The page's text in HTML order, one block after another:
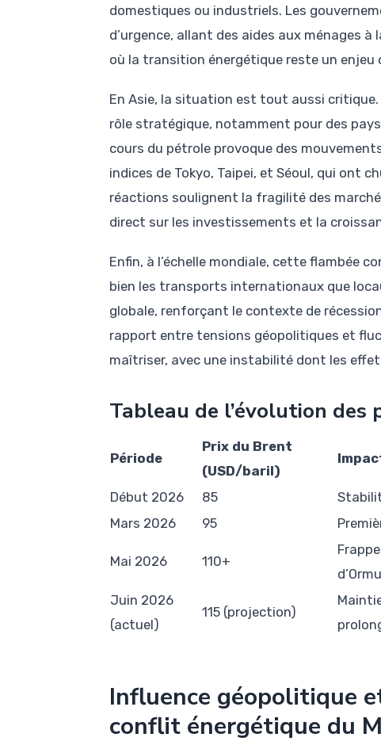
domestiques ou industriels. Les
d’urgence, allant des aides aux ménages
où la transition énergétique reste un enjeu
En Asie, la situation est tout aussi
rôle stratégique, notamment pour des
cours du pétrole provoque des
indices de Tokyo, Taipei, et Séoul, qui ont
réactions soulignent la fragilité des
direct sur les investissements et la
Enfin, à l’échelle mondiale, cette flambée
bien les transports internationaux que
globale, renforçant le contexte de
rapport entre tensions géopolitiques et
maîtriser, avec une instabilité dont les
Tableau de l’évolution
Période
Prix du Brent
(USD/baril)
Début 2026 85
Mars 2026
95
Mai 2026 110+
Juin 2026
(actuel)
115 (projection)
Influence géopolitique
conflit énergétique du